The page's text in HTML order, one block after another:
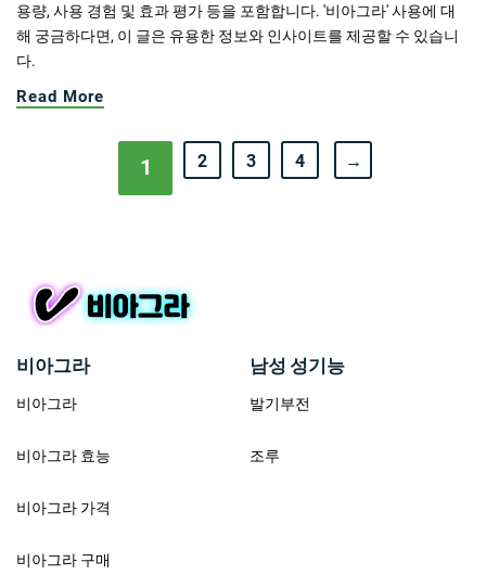
용량, 사용 경험 및 효과 평가 등을 포함합니다. '비아그라' 사용에 대
해 궁금하다면, 이 글은 유용한 정보와 인사이트를 제공할 수 있습니
다.
Read More
1 2 3 4 →
비아그라
비아그라
비아그라 효능
비아그라 가격
비아그라 구매
남성 성기능
발기부전
조루